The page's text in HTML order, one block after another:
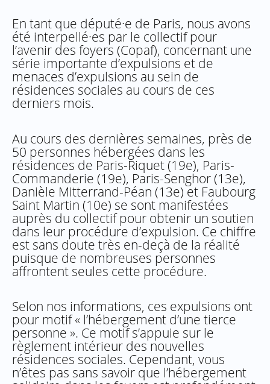
En tant que député·e de Paris, nous avons
été interpellé·es par le collectif pour
l’avenir des foyers (Copaf), concernant une
série importante d’expulsions et de
menaces d’expulsions au sein de
résidences sociales au cours de ces
derniers mois.
Au cours des dernières semaines, près de
50 personnes hébergées dans les
résidences de Paris-Riquet (19e), Paris-
Commanderie (19e), Paris-Senghor (13e),
Danièle Mitterrand-Péan (13e) et Faubourg
Saint Martin (10e) se sont manifestées
auprès du collectif pour obtenir un soutien
dans leur procédure d’expulsion. Ce chiffre
est sans doute très en-deçà de la réalité
puisque de nombreuses personnes
affrontent seules cette procédure.
Selon nos informations, ces expulsions ont
pour motif « l’hébergement d’une tierce
personne ». Ce motif s’appuie sur le
règlement intérieur des nouvelles
résidences sociales. Cependant, vous
n’êtes pas sans savoir que l’hébergement